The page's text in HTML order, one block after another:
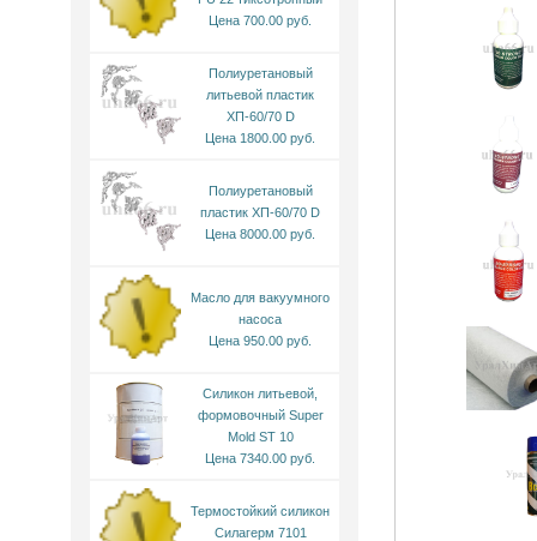
Цена 700.00 руб.
Полиуретановый
литьевой пластик
ХП-60/70 D
Цена 1800.00 руб.
Полиуретановый
пластик ХП-60/70 D
Цена 8000.00 руб.
Масло для вакуумного
насоса
Цена 950.00 руб.
Силикон литьевой,
формовочный Super
Mold ST 10
Цена 7340.00 руб.
Термостойкий силикон
Силагерм 7101